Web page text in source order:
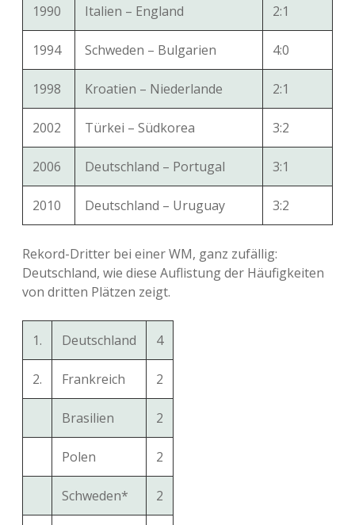
1990 Italien – England 2:1
1994 Schweden – Bulgarien 4:0
1998 Kroatien – Niederlande 2:1
2002 Türkei – Südkorea 3:2
2006 Deutschland – Portugal 3:1
2010 Deutschland – Uruguay 3:2
Rekord-Dritter bei einer WM, ganz zufällig:
Deutschland, wie diese Auflistung der Häufigkeiten
von dritten Plätzen zeigt.
1. Deutschland 4
2. Frankreich 2
Brasilien 2
Polen 2
Schweden* 2